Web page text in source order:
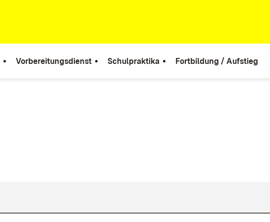
Vorbereitungsdienst Schulpraktika Fortbildung / Aufstieg